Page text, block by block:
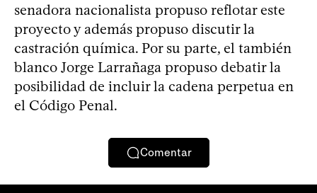
senadora nacionalista propuso reflotar este
proyecto y además propuso discutir la
castración química. Por su parte, el también
blanco Jorge Larrañaga propuso debatir la
posibilidad de incluir la cadena perpetua en
el Código Penal.
Comentar